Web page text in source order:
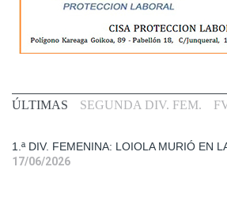
ÚLTIMAS SEGUNDA DIV. FEM.
Div.
1.ª DIV. FEMENINA: LOIOLA MURIÓ EN
17/06/2026